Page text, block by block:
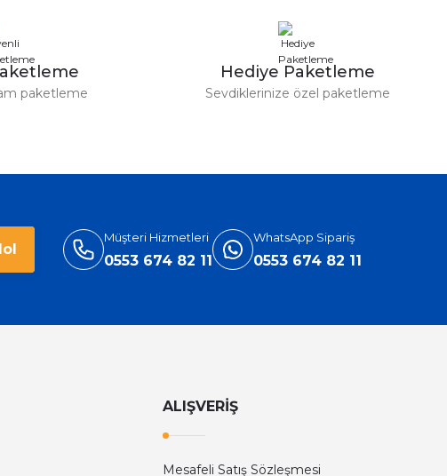
paketleme
Hediye Paketleme
Sevdiklerinize özel paketleme
Müşteri Hizmetleri
0553 674 82 11
WhatsApp Sipariş
0553 674 82 11
ALIŞVERİŞ
Mesafeli Satış Sözleşmesi